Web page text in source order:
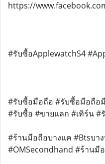
https://
#รับซื้อApplewatchS4
#รับซื้อมือถือ #รับซื้อมือถือ
#รับซื้อ #ขายแลก #เทิร์น
#ร้านมือถือบางแค #Btsบา
#OMSecondhand #ร้านมื